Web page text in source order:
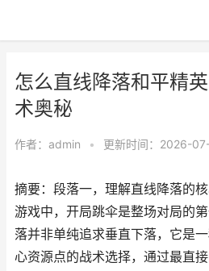
怎么直线降落和平精
术奥秘
作者： admin • 更新时间：2026-
摘要：段落一，理解直线降落的
游戏中，开局跳伞是整场对局的
落并非单纯追求垂直下落，它是
心资源点的战术选择，通过最直